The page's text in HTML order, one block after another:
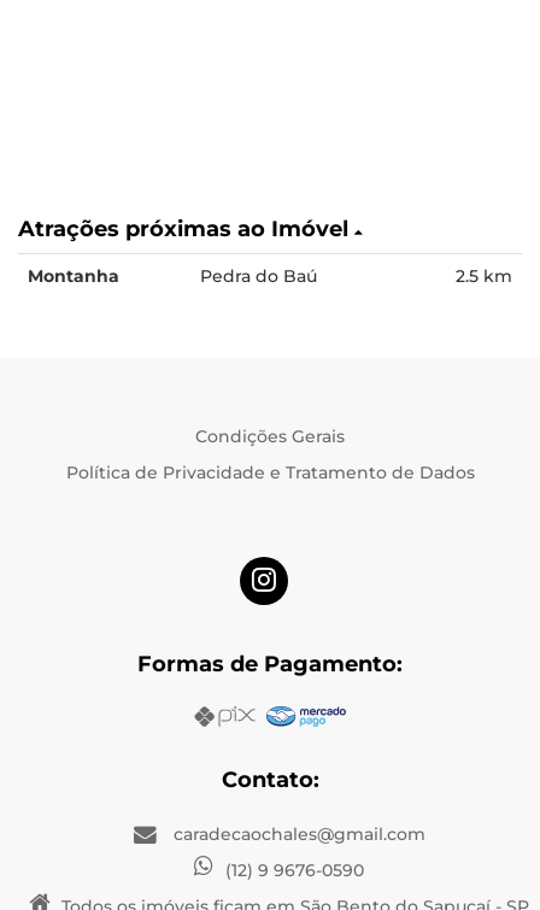
Atrações próximas ao Imóvel
Montanha Pedra do Baú 2.5 km
Condições Gerais
Política de Privacidade e Tratamento de Dados
Formas de Pagamento:
Contato:
caradecaochales@gmail.com
(12) 9 9676-0590